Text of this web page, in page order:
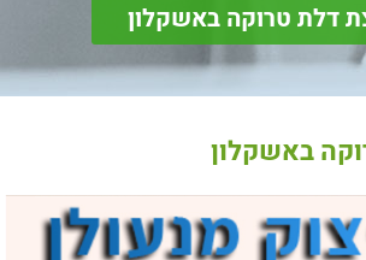
דלת טרוקה באשקלון
באשקלון